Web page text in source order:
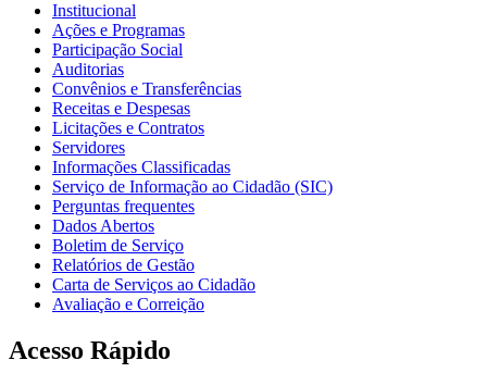
Institucional
Ações e Programas
Participação Social
Auditorias
Convênios e Transferências
Receitas e Despesas
Licitações e Contratos
Servidores
Informações Classificadas
Serviço de Informação ao Cidadão (SIC)
Perguntas frequentes
Dados Abertos
Boletim de Serviço
Relatórios de Gestão
Carta de Serviços ao Cidadão
Avaliação e Correição
Acesso Rápido